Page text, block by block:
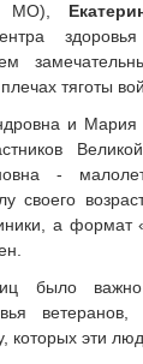
МО),
тяготы
и
-
своего
а
было
которых эти